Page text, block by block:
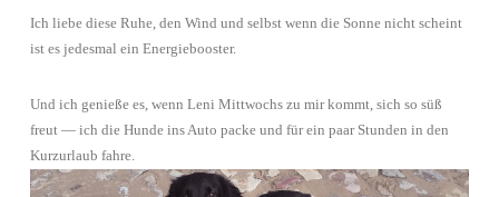
Ich liebe diese Ruhe, den Wind und selbst wenn die Sonne nicht scheint
ist es jedesmal ein Energiebooster.
Und ich genieße es, wenn Leni Mittwochs zu mir kommt, sich so süß
freut — ich die Hunde ins Auto packe und für ein paar Stunden in den
Kurzurlaub fahre.